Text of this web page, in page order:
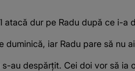
atacă dur pe Radu după ce i-a
duminică, iar Radu pare să nu
s-au despărțit. Cei doi vor să ia